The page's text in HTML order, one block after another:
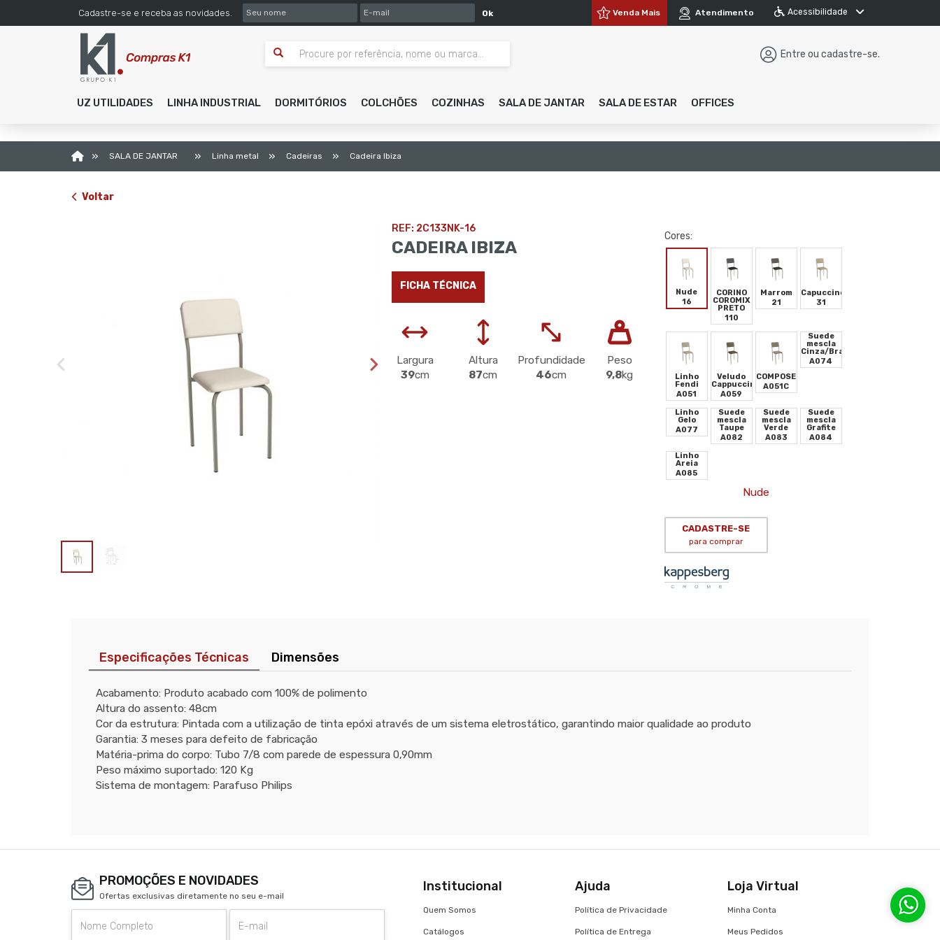
Cadastre-se e receba as novidades. SEU NOME E-MAIL Ok Venda Mais Atendimento Acessibilidade
Entre ou cadastre-se.
UZ UTILIDADES LINHA INDUSTRIAL DORMITÓRIOS COLCHÕES COZINHAS SALA DE JANTAR SALA DE ESTAR OFFICES
» SALA DE JANTAR » Linha metal » Cadeiras » Cadeira Ibiza
Voltar
REF: 2C133NK-16
CADEIRA IBIZA
FICHA TÉCNICA
Largura
39cm
Altura
87cm
Profundidade
46cm
Peso
9,8kg
Cores:
Nude
16
CORINO
COROMIX
PRETO
110
Marrom
21
Capuccino
31
Linho
Fendi
A051
Veludo
Cappuccino
A059
COMPOSE
A051C
Suede
mescla
Cinza/Branco
A074
Linho
Gelo
A077
Suede
mescla
Taupe
A082
Suede
mescla
Verde
A083
Suede
mescla
Grafite
A084
Linho
Areia
A085
Nude
CADASTRE-SE
para comprar
Especificações Técnicas Dimensões
Acabamento: Produto acabado com 100% de polimento
Altura do assento: 48cm
Cor da estrutura: Pintada com a utilização de tinta epóxi através de um sistema eletrostático, garantindo maior qualidade ao produto
Garantia: 3 meses para defeito de fabricação
Matéria-prima do corpo: Tubo 7/8 com parede de espessura 0,90mm
Peso máximo suportado: 120 Kg
Sistema de montagem: Parafuso Philips
PROMOÇÕES E NOVIDADES
Ofertas exclusivas diretamente no seu e-mail
Institucional
Quem Somos
Catálogos
Ajuda
Política de Privacidade
Política de Entrega
Loja Virtual
Minha Conta
Meus Pedidos